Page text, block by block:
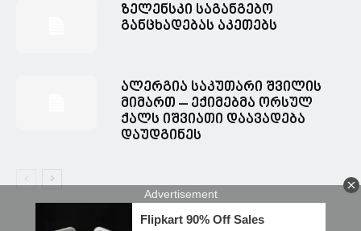
ზელენსკი საგანგებო
განცხადებას აკეთებს
ალერგია საკუთარი შვილის
მიმართ – ექიმებმა ორსულ
ქალს იშვიათი დაავადება
დაუდგინეს